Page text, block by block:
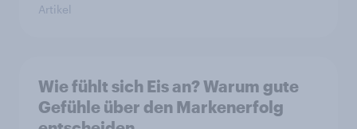
Artikel
Wie fühlt sich Eis an? Warum gute
Gefühle über den Markenerfolg